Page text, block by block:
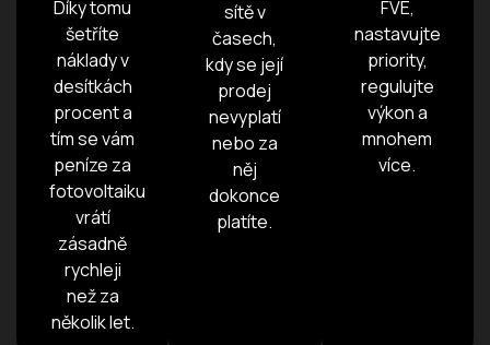
Díky tomu
šetříte
náklady v
desítkách
procent a
tím se vám
peníze za
fotovoltaiku
vrátí
zásadně
rychleji
než za
několik let.
sítě v
časech,
kdy se její
prodej
nevyplatí
nebo za
něj
dokonce
platíte.
FVE,
nastavujte
priority,
regulujte
výkon a
mnohem
více.